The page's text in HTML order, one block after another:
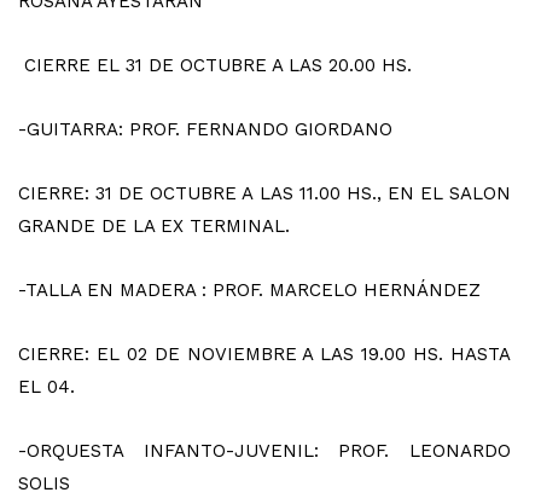
CIERRE EL 31 DE OCTUBRE A LAS 20.00 HS.
-GUITARRA: PROF. FERNANDO GIORDANO
CIERRE: 31 DE OCTUBRE A LAS 11.00 HS., EN EL SALON
GRANDE DE LA EX TERMINAL.
-TALLA EN MADERA : PROF. MARCELO HERNÁNDEZ
CIERRE: EL 02 DE NOVIEMBRE A LAS 19.00 HS. HASTA
EL 04.
-ORQUESTA INFANTO-JUVENIL: PROF. LEONARDO
SOLIS